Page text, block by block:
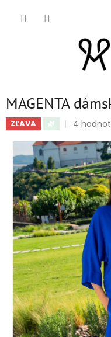
MAGENTA
ZĽAVA 🌿
produktu
je
5,0
z
5
4